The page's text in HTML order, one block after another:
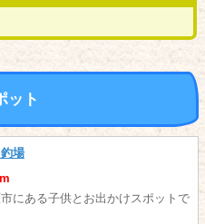
ット
場
にある子供とお出かけスポットで